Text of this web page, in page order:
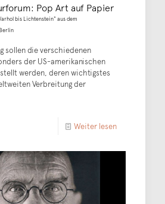
Pop Art auf Papier
bis Lichtenstein“ aus dem
sollen die verschiedenen
der US-amerikanischen
werden, deren wichtigstes
Verbreitung der
Weiter lesen